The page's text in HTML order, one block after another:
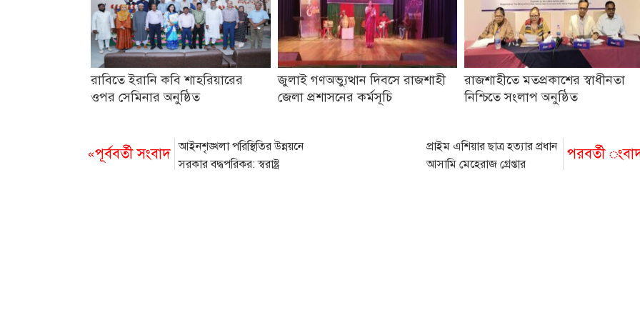
রাবিতে ইরানি কবি শাহরিয়ারের
ওপর সেমিনার অনুষ্ঠিত
জুলাই গণঅভ্যুত্থান দিবসে রাজশাহী
জেলা প্রশাসনের কর্মসূচি
রাজশাহীতে মতপ্রকাশের স্বাধীনতা
নিশ্চিতে সংলাপ অনুষ্ঠিত
«পূর্ববর্তী সংবাদ আইনশৃঙ্খলা পরিস্থিতির উন্নয়নে
সরকার বদ্ধপরিকর: স্বরাষ্ট্র
পরবর্তী
প্রাইম এশিয়ার ছাত্র হত্যার প্রধান
আসামি মেহেরাজ গ্রেপ্তার